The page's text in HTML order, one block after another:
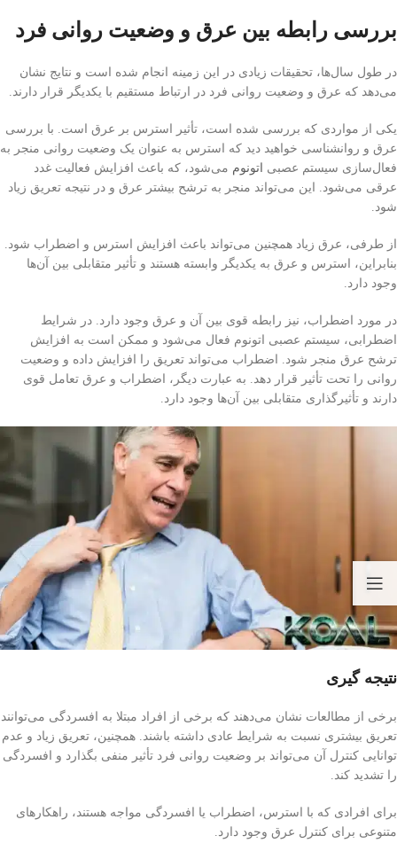
بررسی رابطه بین عرق و وضعیت روانی فرد
در طول سال‌ها، تحقیقات زیادی در این زمینه انجام شده است و نتایج نشان
می‌دهد که عرق و وضعیت روانی فرد در ارتباط مستقیم با یکدیگر قرار دارند.
یکی از مواردی که بررسی شده است، تأثیر استرس بر عرق است. با بررسی
عرق و روانشناسی خواهید دید که استرس به عنوان یک وضعیت روانی منجر به
فعال‌سازی سیستم عصبی اتونوم می‌شود، که باعث افزایش فعالیت غدد
عرقی می‌شود. این می‌تواند منجر به ترشح بیشتر عرق و در نتیجه تعریق زیاد
شود.
از طرفی، عرق زیاد همچنین می‌تواند باعث افزایش استرس و اضطراب شود.
بنابراین، استرس و عرق به یکدیگر وابسته هستند و تأثیر متقابلی بین آن‌ها
وجود دارد.
در مورد اضطراب، نیز رابطه قوی بین آن و عرق وجود دارد. در شرایط
اضطرابی، سیستم عصبی اتونوم فعال می‌شود و ممکن است به افزایش
ترشح عرق منجر شود. اضطراب می‌تواند تعریق را افزایش داده و وضعیت
روانی را تحت تأثیر قرار دهد. به عبارت دیگر، اضطراب و عرق تعامل قوی
دارند و تأثیرگذاری متقابلی بین آن‌ها وجود دارد.
نتیجه گیری
برخی از مطالعات نشان می‌دهند که برخی از افراد مبتلا به افسردگی می‌توانند
تعریق بیشتری نسبت به شرایط عادی داشته باشند. همچنین، تعریق زیاد و عدم
توانایی کنترل آن می‌تواند بر وضعیت روانی فرد تأثیر منفی بگذارد و افسردگی
را تشدید کند.
برای افرادی که با استرس، اضطراب یا افسردگی مواجه هستند، راهکارهای
متنوعی برای کنترل عرق وجود دارد.